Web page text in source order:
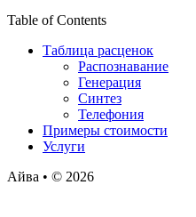
Table of Contents
Таблица расценок
Распознавание
Генерация
Синтез
Телефония
Примеры стоимости
Услуги
Айва • © 2026